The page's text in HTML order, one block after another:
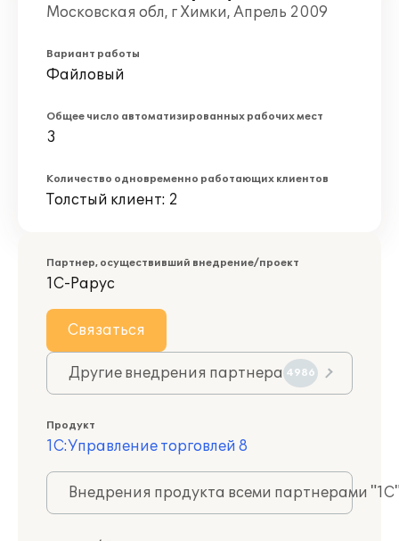
Московская обл, г Химки, Апрель 2009
Вариант работы
Файловый
Общее число автоматизированных рабочих мест
3
Количество одновременно работающих клиентов
Толстый клиент: 2
Партнер, осуществивший внедрение/проект
1С-Рарус
Связаться
Другие внедрения партнера 4986
Продукт
1С:Управление торговлей 8
Внедрения продукта всеми партнерами